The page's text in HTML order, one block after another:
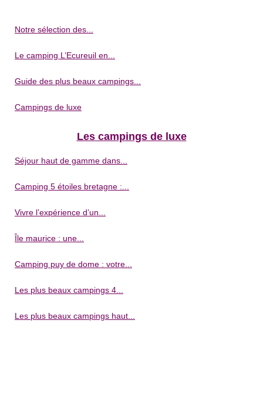
Notre sélection des...
Le camping L’Ecureuil en...
Guide des plus beaux campings...
Campings de luxe
Les campings de luxe
Séjour haut de gamme dans...
Camping 5 étoiles bretagne :...
Vivre l’expérience d’un...
Île maurice : une...
Camping puy de dome : votre...
Les plus beaux campings 4...
Les plus beaux campings haut...